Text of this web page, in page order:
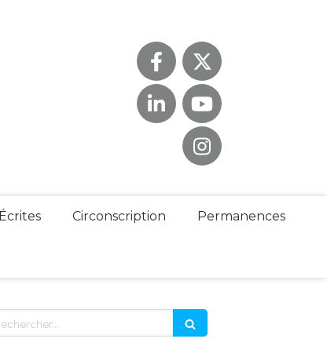
Circonscription Permanences